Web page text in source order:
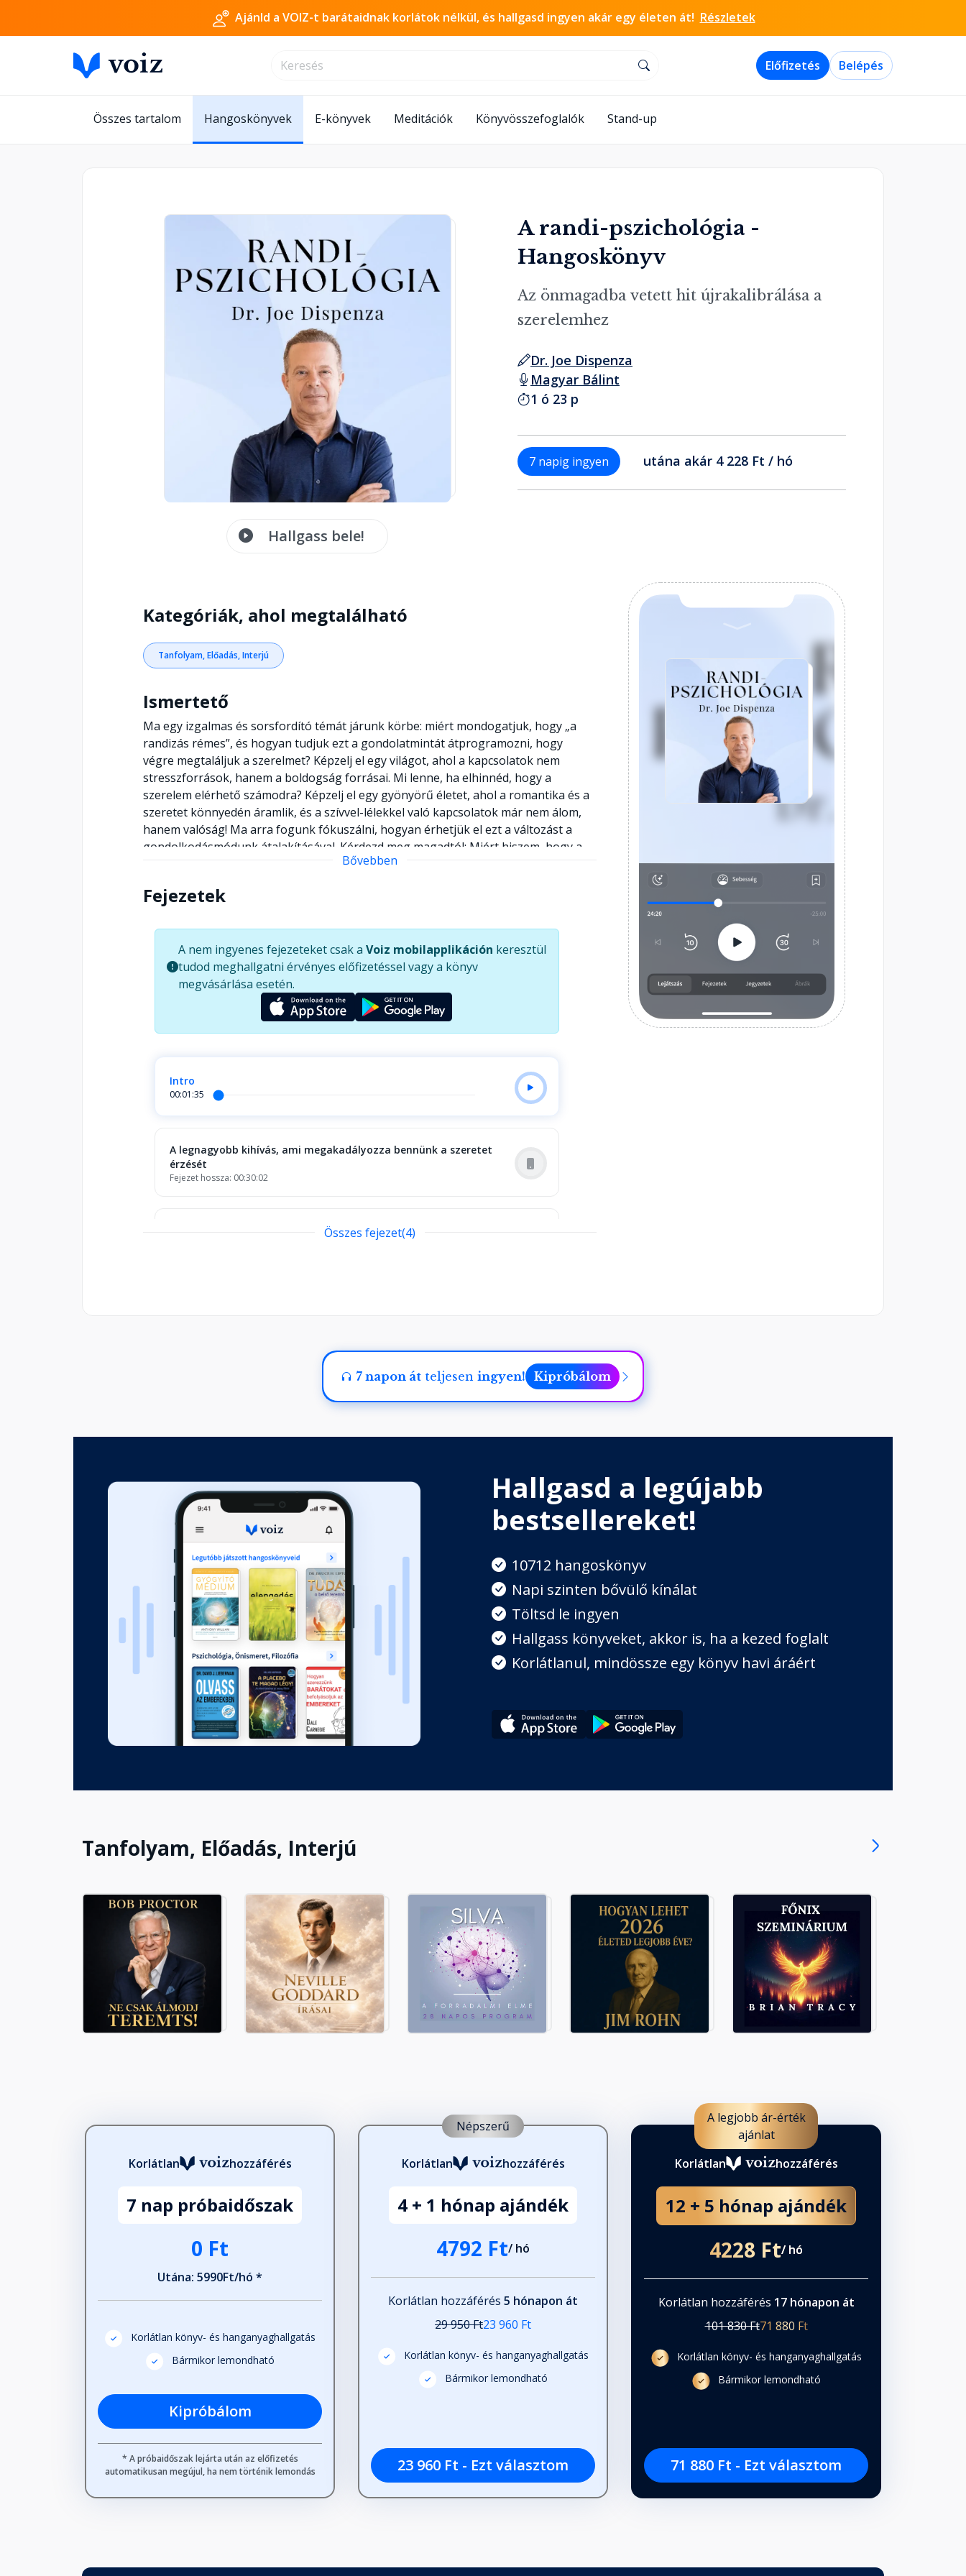
Ajánld a VOIZ-t barátaidnak korlátok nélkül, és hallgasd ingyen akár egy életen át! Részletek
Előfizetés Belépés
Összes tartalom Hangoskönyvek E-könyvek Meditációk Könyvösszefoglalók Stand-up
Hallgass bele!
A randi-pszichológia -
Hangoskönyv
Az önmagadba vetett hit újrakalibrálása a
szerelemhez
Dr. Joe Dispenza
Magyar Bálint
1 ó 23 p
7 napig ingyen utána akár 4 228 Ft / hó
Kategóriák, ahol megtalálható
Tanfolyam, Előadás, Interjú
Ismertető
Ma egy izgalmas és sorsfordító témát járunk körbe: miért mondogatjuk, hogy „a
randizás rémes”, és hogyan tudjuk ezt a gondolatmintát átprogramozni, hogy
végre megtaláljuk a szerelmet? Képzelj el egy világot, ahol a kapcsolatok nem
stresszforrások, hanem a boldogság forrásai. Mi lenne, ha elhinnéd, hogy a
szerelem elérhető számodra? Képzelj el egy gyönyörű életet, ahol a romantika és a
szeretet könnyedén áramlik, és a szívvel-lélekkel való kapcsolatok már nem álom,
hanem valóság! Ma arra fogunk fókuszálni, hogyan érhetjük el ezt a változást a
gondolkodásmódunk átalakításával. Kérdezd meg magadtól: Miért hiszem, hogy a
randizás nehézkes? Milyen történeteket mesélek magamnak a kapcsolataimról?
a lehetőségek előtt? Fedezzük fel, hogyan lehet az önmagunkkal való szeretetteljes
kezdődik! Most pedig merüljünk el Joe Dispenza inspiráló gondolataiban, és
tanuljunk meg egy új perspektívát keresni a randizás világában. Készen állsz a
kalandra?
Bővebben
Fejezetek
A nem ingyenes fejezeteket csak a Voiz mobilapplikáción keresztül
tudod meghallgatni érvényes előfizetéssel vagy a könyv
megvásárlása esetén.
Intro
00:01:35
A legnagyobb kihívás, ami megakadályozza bennünk a szeretet
érzését
Fejezet hossza: 00:30:02
Az öntudatra ébredés folyamataÖsszes fejezet(4)
7 napon át teljesen ingyen! Kipróbálom
Hallgasd a legújabb
bestsellereket!
10712 hangoskönyv
Napi szinten bővülő kínálat
Töltsd le ingyen
Hallgass könyveket, akkor is, ha a kezed foglalt
Korlátlanul, mindössze egy könyv havi áráért
Tanfolyam, Előadás, Interjú
Korlátlan hozzáférés
7 nap próbaidőszak
0 Ft
Utána: 5990Ft/hó *
Korlátlan könyv- és hanganyaghallgatás
Bármikor lemondható
Kipróbálom
* A próbaidőszak lejárta után az előfizetés
automatikusan megújul, ha nem történik lemondás
Népszerű
Korlátlan hozzáférés
4 + 1 hónap ajándék
4792 Ft/ hó
Korlátlan hozzáférés 5 hónapon át
29 950 Ft23 960 Ft
Korlátlan könyv- és hanganyaghallgatás
Bármikor lemondható
23 960 Ft - Ezt választom
A legjobb ár-érték
ajánlat
Korlátlan
hozzáférés
12 + 5 hónap ajándék
4228 Ft/ hó
Korlátlan hozzáférés 17 hónapon át
101 830 Ft71 880 Ft
Korlátlan könyv- és hanganyaghallgatás
Bármikor lemondható
71 880 Ft - Ezt választom